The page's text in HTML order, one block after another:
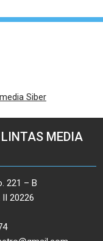
Siber
MEDIA
221 – B
20226